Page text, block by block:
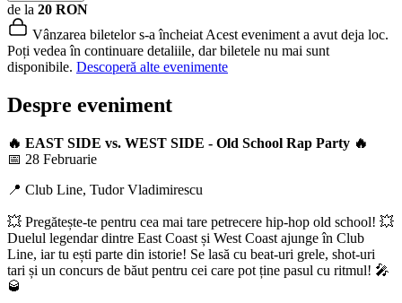
de la 20 RON
Vânzarea biletelor s-a încheiat Acest eveniment a avut deja loc.
Poți vedea în continuare detaliile, dar biletele nu mai sunt
disponibile. Descoperă alte evenimente
Despre eveniment
🔥 EAST SIDE vs. WEST SIDE - Old School Rap Party 🔥
📅 28 Februarie
📍 Club Line, Tudor Vladimirescu
💥 Pregătește-te pentru cea mai tare petrecere hip-hop old school! 💥
Duelul legendar dintre East Coast și West Coast ajunge în Club
Line, iar tu ești parte din istorie! Se lasă cu beat-uri grele, shot-uri
tari și un concurs de băut pentru cei care pot ține pasul cu ritmul! 🎤
🥃